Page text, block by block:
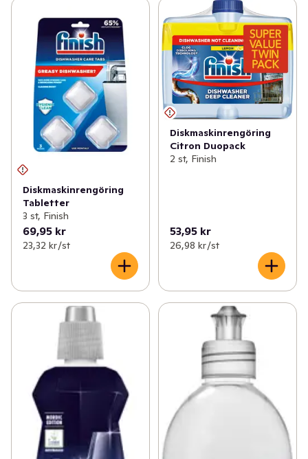
Diskmaskinrengöring
Tabletter
3 st, Finish
69,95 kr
23,32 kr /st
Diskmaskinrengöring
Citron Duopack
2 st, Finish
53,95 kr
26,98 kr /st